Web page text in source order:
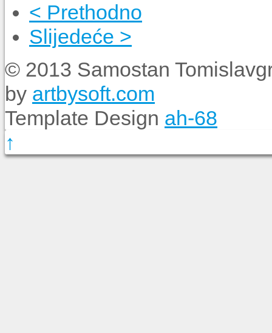
< Prethodno
Slijedeće >
© 2013 Samostan
by artbysoft.com
Template Design ah-68
↑